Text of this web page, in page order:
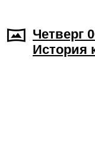
Четверг
История